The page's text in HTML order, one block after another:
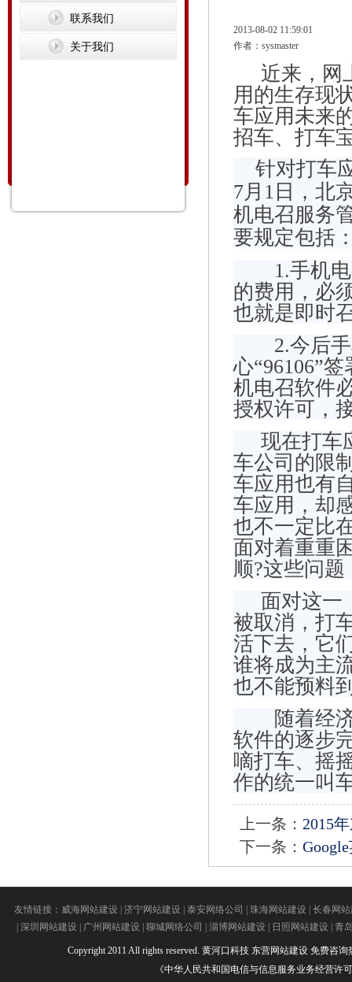
联系我们
关于我们
2013-08-02 11:59:01
作者：sysmaster
近来，网
用的生存现
车应用未来
招车、打车
针对打车
7月1日，北
机电召服务
要规定包括
1.手机电
的费用，必
也就是即时
2.今后手
心“96106”
机电召软件
授权许可，
现在打车
车公司的限
车应用也有
车应用，却
也不一定比
面对着重重
顺?这些问
面对这一
被取消，打
活下去，它
谁将成为主
也不能预料
随着经济
软件的逐步
嘀打车、摇
作的统一叫
上一条： 2015
下一条：
友情链接： 威海网站建设| 济宁网站建设| 泰安网络公司 珠海网站建设| 长春网
深圳网站建设| 广州网站建设| 聊城网络公司 淄博网站建设| 日照网站建设| 青
Copyright 2011 All rights reserved. 黄河口科技 东营网站建设 免费咨询
《中华人民共和国电信与信息服务业务经营许